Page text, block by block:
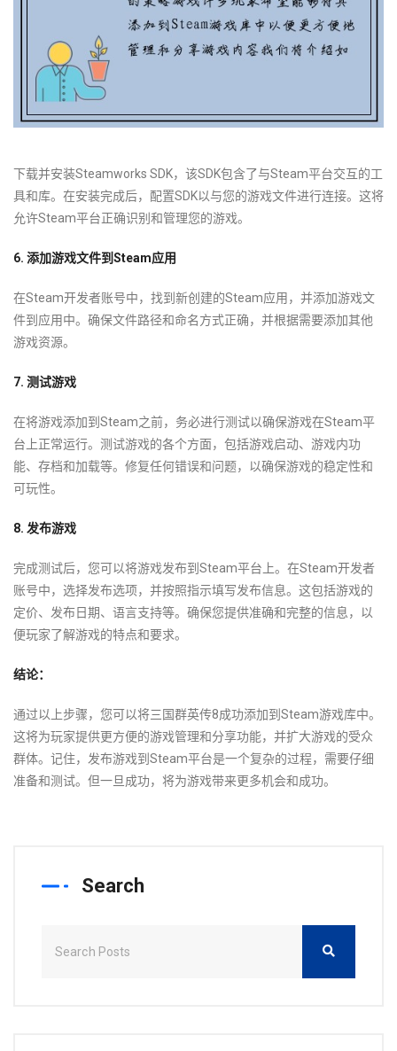
下载并安装Steamworks SDK，该SDK包含了与Steam平台交互的工
具和库。在安装完成后，配置SDK以与您的游戏文件进行连接。这将
允许Steam平台正确识别和管理您的游戏。
6. 添加游戏文件到Steam应用
在Steam开发者账号中，找到新创建的Steam应用，并添加游戏文
件到应用中。确保文件路径和命名方式正确，并根据需要添加其他
游戏资源。
7. 测试游戏
在将游戏添加到Steam之前，务必进行测试以确保游戏在Steam平
台上正常运行。测试游戏的各个方面，包括游戏启动、游戏内功
能、存档和加载等。修复任何错误和问题，以确保游戏的稳定性和
可玩性。
8. 发布游戏
完成测试后，您可以将游戏发布到Steam平台上。在Steam开发者
账号中，选择发布选项，并按照指示填写发布信息。这包括游戏的
定价、发布日期、语言支持等。确保您提供准确和完整的信息，以
便玩家了解游戏的特点和要求。
结论：
通过以上步骤，您可以将三国群英传8成功添加到Steam游戏库中。
这将为玩家提供更方便的游戏管理和分享功能，并扩大游戏的受众
群体。记住，发布游戏到Steam平台是一个复杂的过程，需要仔细
准备和测试。但一旦成功，将为游戏带来更多机会和成功。
Search